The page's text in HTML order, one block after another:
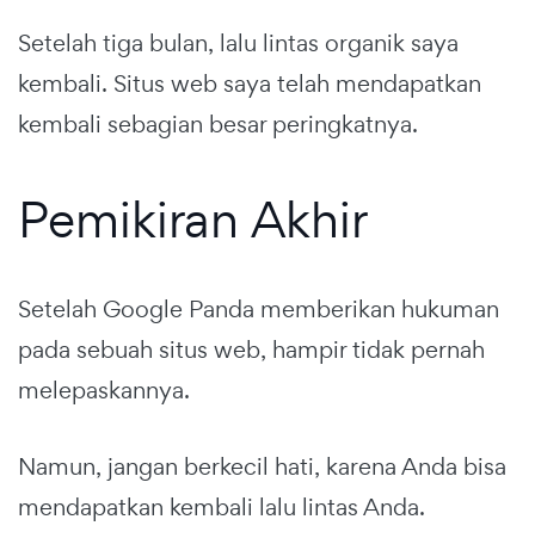
Setelah tiga bulan, lalu lintas organik saya
kembali. Situs web saya telah mendapatkan
kembali sebagian besar peringkatnya.
Pemikiran Akhir
Setelah Google Panda memberikan hukuman
pada sebuah situs web, hampir tidak pernah
melepaskannya.
Namun, jangan berkecil hati, karena Anda bisa
mendapatkan kembali lalu lintas Anda.